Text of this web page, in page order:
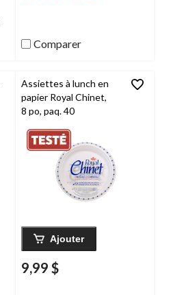
Comparer
Assiettes à lunch en
papier Royal Chinet,
8 po, paq. 40
Ajouter
9,99 $